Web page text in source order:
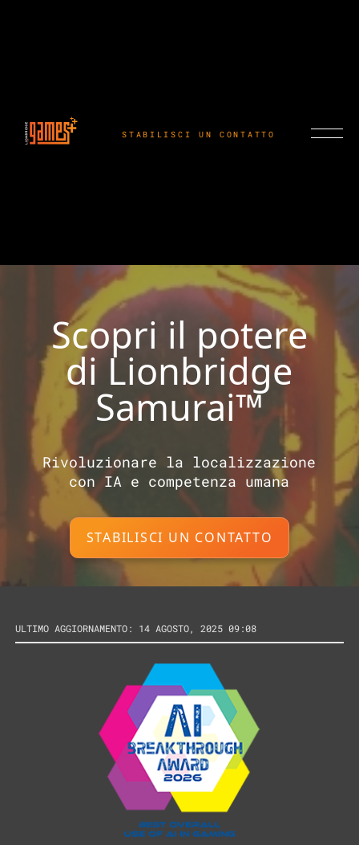
STABILISCI UN CONTATTO
Scopri il potere
di Lionbridge
Samurai™
Rivoluzionare la localizzazione
con IA e competenza umana
STABILISCI UN CONTATTO
ULTIMO AGGIORNAMENTO: 14 AGOSTO, 2025 09:08